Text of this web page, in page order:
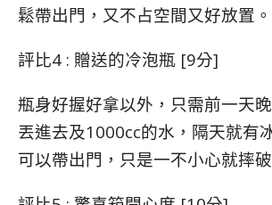
鬆帶出門，又不占空間又好放置。
評比4 : 贈送的冷泡瓶 [9分]
瓶身好握好拿以外，只需前一天
丟進去及1000cc的水，隔天就有
可以帶出門，只是一不小心就摔